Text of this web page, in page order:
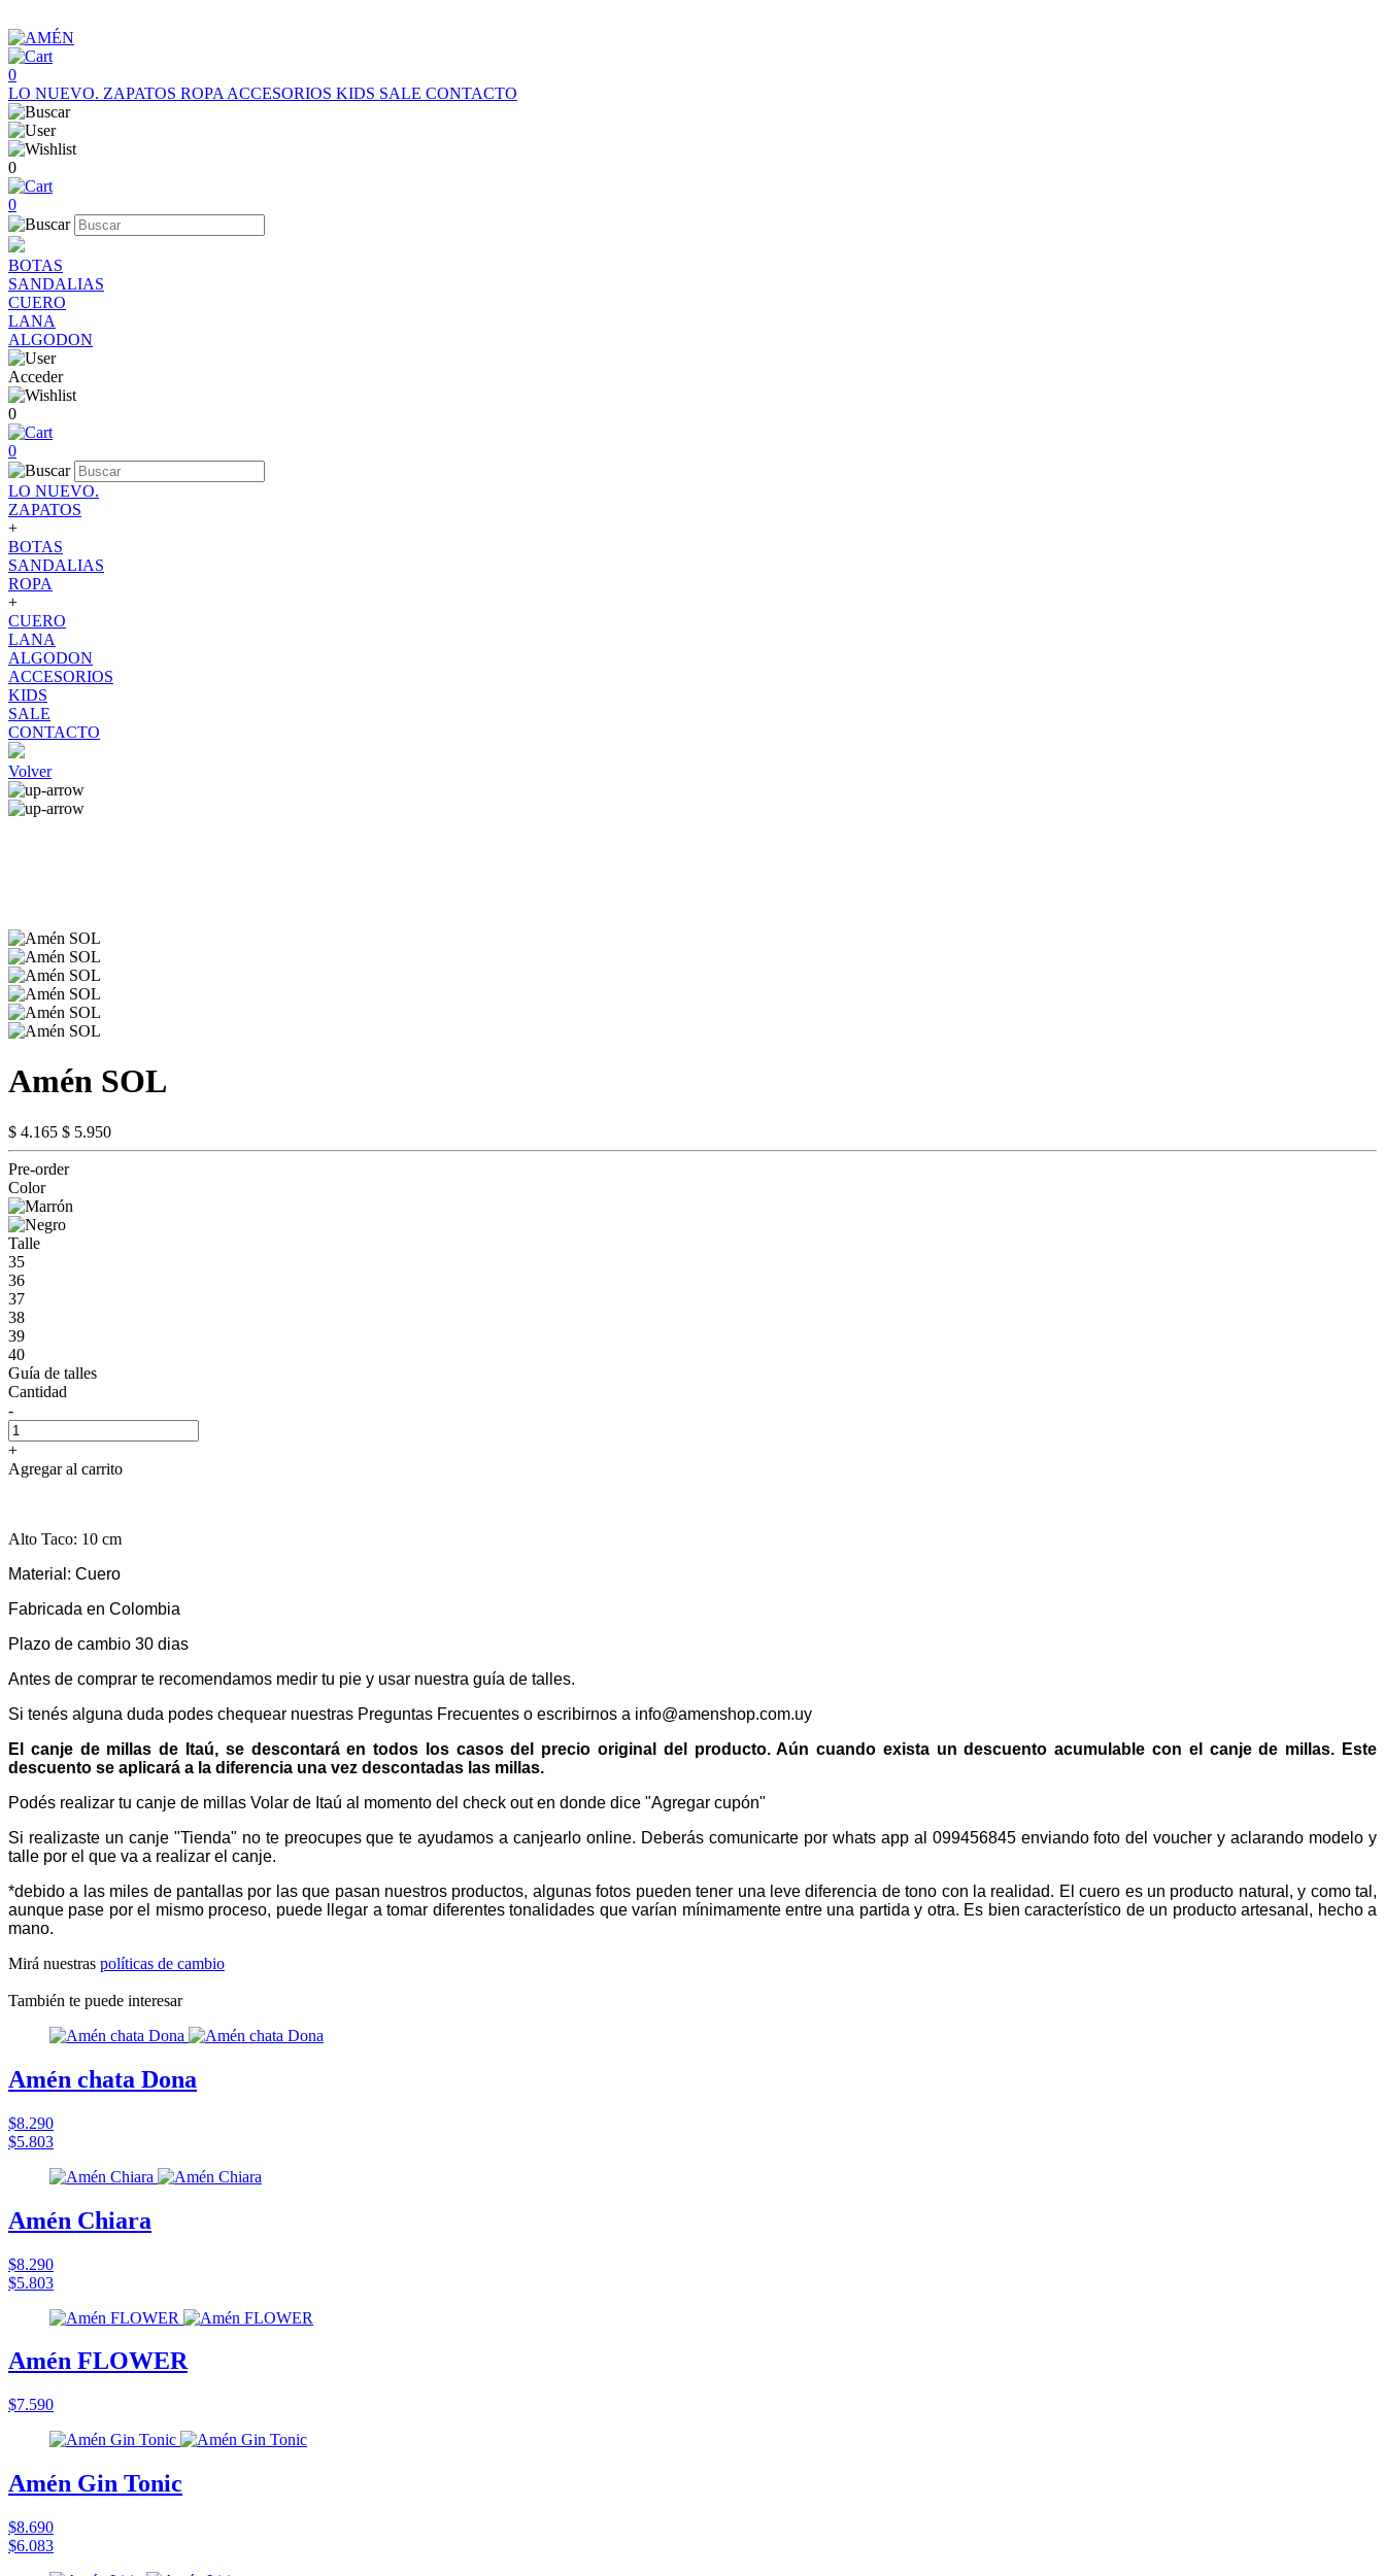
0
LO NUEVO. ZAPATOS ROPA ACCESORIOS KIDS SALE CONTACTO
0
0
BOTAS
SANDALIAS
CUERO
LANA
ALGODON
Acceder
0
0
LO NUEVO.
ZAPATOS
+
BOTAS
SANDALIAS
ROPA
+
CUERO
LANA
ALGODON
ACCESORIOS
KIDS
SALE
CONTACTO
Volver
Amén SOL
$ 4.165 $ 5.950
Pre-order
Color
Talle
35
36
37
38
39
40
Guía de talles
Cantidad
-
+
Agregar al carrito
Alto Taco: 10 cm
Material: Cuero
Fabricada en Colombia
Plazo de cambio 30 dias
Antes de comprar te recomendamos medir tu pie y usar nuestra guía de talles.
Si tenés alguna duda podes chequear nuestras Preguntas Frecuentes o escribirnos a info@amenshop.com.uy
El canje de millas de Itaú, se descontará en todos los casos del precio original del producto. Aún cuando exista un descuento acumulable con el canje de millas. Este
descuento se aplicará a la diferencia una vez descontadas las millas.
Podés realizar tu canje de millas Volar de Itaú al momento del check out en donde dice "Agregar cupón"
Si realizaste un canje "Tienda" no te preocupes que te ayudamos a canjearlo online. Deberás comunicarte por whats app al 099456845 enviando foto del voucher y aclarando modelo y
talle por el que va a realizar el canje.
*debido a las miles de pantallas por las que pasan nuestros productos, algunas fotos pueden tener una leve diferencia de tono con la realidad. El cuero es un producto natural, y como tal,
aunque pase por el mismo proceso, puede llegar a tomar diferentes tonalidades que varían mínimamente entre una partida y otra. Es bien característico de un producto artesanal, hecho a
mano.
Mirá nuestras políticas de cambio
También te puede interesar
Amén chata Dona
$8.290
$5.803
Amén Chiara
$8.290
$5.803
Amén FLOWER
$7.590
Amén Gin Tonic
$8.690
$6.083